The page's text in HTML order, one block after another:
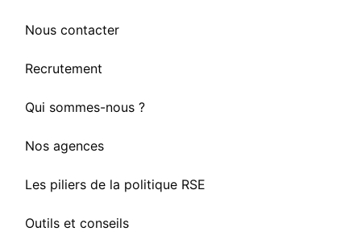
Nous contacter
Recrutement
Qui sommes-nous ?
Nos agences
Les piliers de la politique RSE
Outils et conseils